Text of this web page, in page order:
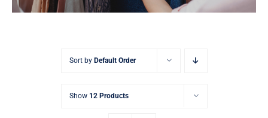
Sort by Default Order
Show 12 Products